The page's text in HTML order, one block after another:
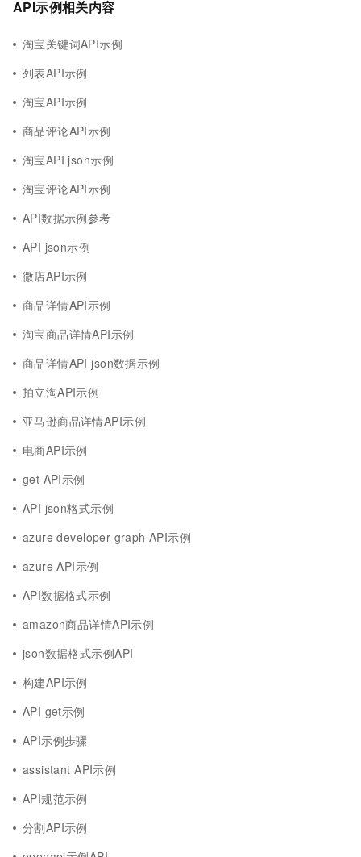
API示例相关内容
淘宝关键词API示例
列表API示例
淘宝API示例
商品评论API示例
淘宝API json示例
淘宝评论API示例
API数据示例参考
API json示例
微店API示例
商品详情API示例
淘宝商品详情API示例
商品详情API json数据示例
拍立淘API示例
亚马逊商品详情API示例
电商API示例
get API示例
API json格式示例
azure developer graph API示例
azure API示例
API数据格式示例
amazon商品详情API示例
json数据格式示例API
构建API示例
API get示例
API示例步骤
assistant API示例
API规范示例
分割API示例